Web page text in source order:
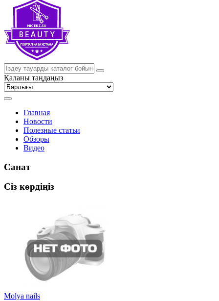
Қаланы таңдаңыз
Главная
Новости
Полезные статьи
Обзоры
Видео
Санат
Сіз көрдіңіз
Molya nails